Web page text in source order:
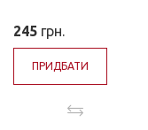
245 грн.
ПРИДБАТИ